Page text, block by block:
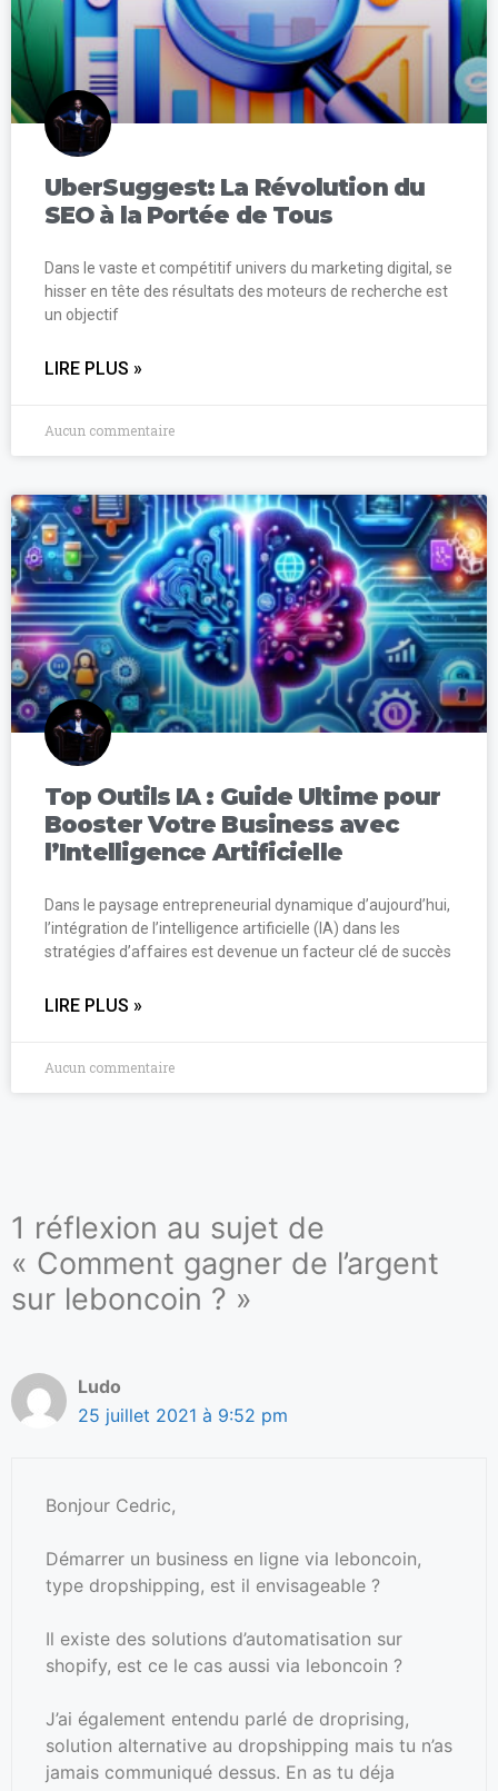
UberSuggest: La Révolution du
SEO à la Portée de Tous
Dans le vaste et compétitif univers du marketing digital, se
hisser en tête des résultats des moteurs de recherche est
un objectif
LIRE PLUS »
Aucun commentaire
Top Outils IA : Guide Ultime pour
Booster Votre Business avec
l’Intelligence Artificielle
Dans le paysage entrepreneurial dynamique d’aujourd’hui,
l’intégration de l’intelligence artificielle (IA) dans les
stratégies d’affaires est devenue un facteur clé de succès
LIRE PLUS »
Aucun commentaire
1 réflexion au sujet de
« Comment gagner de l’argent
sur leboncoin ? »
Ludo
25 juillet 2021 à 9:52 pm
Bonjour Cedric,
Démarrer un business en ligne via leboncoin,
type dropshipping, est il envisageable ?
Il existe des solutions d’automatisation sur
shopify, est ce le cas aussi via leboncoin ?
J’ai également entendu parlé de droprising,
solution alternative au dropshipping mais tu n’as
jamais communiqué dessus. En as tu déja